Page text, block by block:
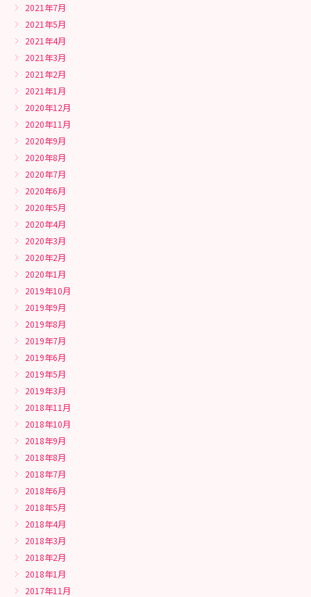
2021年7月
2021年5月
2021年4月
2021年3月
2021年2月
2021年1月
2020年12月
2020年11月
2020年9月
2020年8月
2020年7月
2020年6月
2020年5月
2020年4月
2020年3月
2020年2月
2020年1月
2019年10月
2019年9月
2019年8月
2019年7月
2019年6月
2019年5月
2019年3月
2018年11月
2018年10月
2018年9月
2018年8月
2018年7月
2018年6月
2018年5月
2018年4月
2018年3月
2018年2月
2018年1月
2017年11月